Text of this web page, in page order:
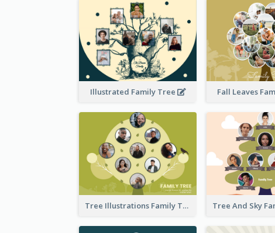
Illustrated Family Tree Fall Leaves
Tree Illustrations Family Tree